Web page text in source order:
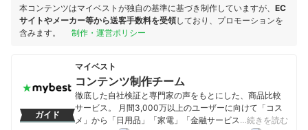
本コンテンツはマイベストが独自の基準に基づき制作していますが、 EC
サイトやメーカー等から送客手数料を受領しており、プロモーションを
含みます。
制作・運営ポリシー
ガイド
マイベスト
コンテンツ制作チーム
徹底した自社検証と専門家の声をもとにした、商品比較
サービス。 月間3,000万以上のユーザーに向けて「コス
メ」から「日用品」「家電」「金融サービス」まで、ベ
…続きを読む